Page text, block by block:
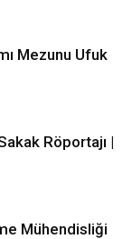
Mezunu Ufuk
Röportajı |
Mühendisliği